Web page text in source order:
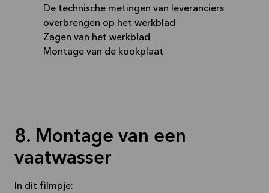
De technische metingen van leveranciers
overbrengen op het werkblad
Zagen van het werkblad
Montage van de kookplaat
8. Montage van een
vaatwasser
In dit filmpje: